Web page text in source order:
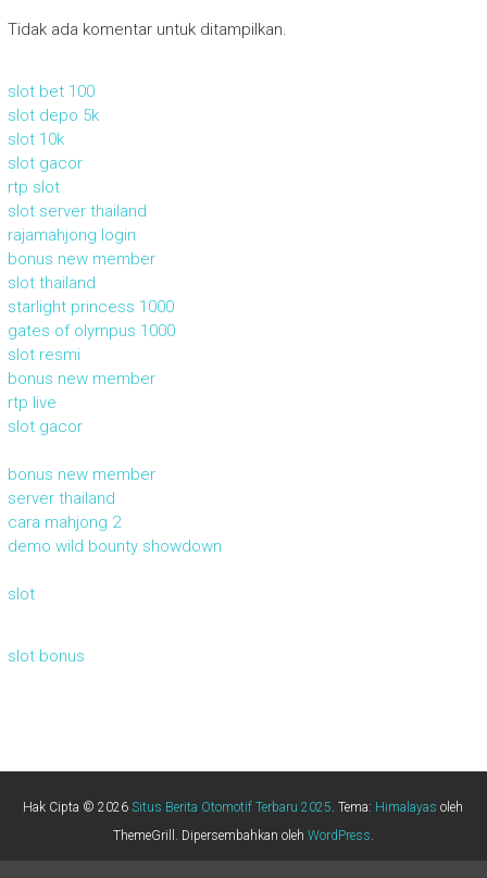
Tidak ada komentar untuk ditampilkan.
slot bet 100
slot depo 5k
slot 10k
slot gacor
rtp slot
slot server thailand
rajamahjong login
bonus new member
slot thailand
starlight princess 1000
gates of olympus 1000
slot resmi
bonus new member
rtp live
slot gacor
bonus new member
server thailand
cara mahjong 2
demo wild bounty showdown
slot
slot bonus
Hak Cipta © 2026Situs Berita Otomotif Terbaru 2025 . Tema: Himalayas oleh
ThemeGrill. Dipersembahkan oleh WordPress